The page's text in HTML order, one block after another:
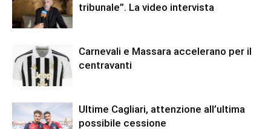
tribunale”. La video intervista
Carnevali e Massara accelerano per il
centravanti
Ultime Cagliari, attenzione all’ultima
possibile cessione